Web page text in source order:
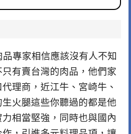
專家相信應該沒有人不知
有賣台灣的肉品，他們家
理商，近江牛、宮崎牛、
火腿這些你聽過的都是他
相當堅強，同時也與國內